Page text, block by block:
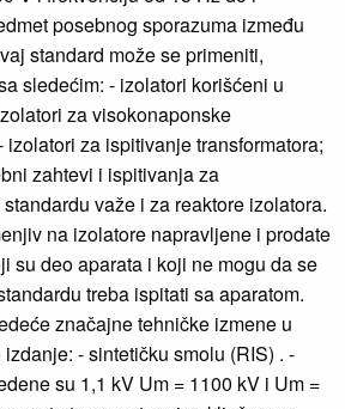
posebnog sporazuma između
standard može se primeniti,
sledećim: - izolatori korišćeni u
za visokonaponske
izolatori za ispitivanje transformatora;
zahtevi i ispitivanja za
važe i za reaktore izolatora.
na izolatore napravljene i prodate
su deo aparata i koji ne mogu da se
treba ispitati sa aparatom.
značajne tehničke izmene u
- sintetičku smolu (RIS) . -
su 1,1 kV Um = 1100 kV i Um =